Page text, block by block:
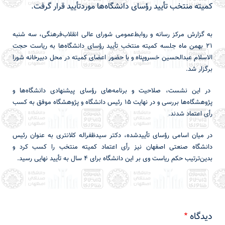
کمیته منتخب تأیید رؤسای دانشگاه‌ها موردتأیید قرار گرفت.
به گزارش مرکز رسانه و روابط‌عمومی شورای عالی انقلاب‌فرهنگی، سه شنبه
21 بهمن ماه جلسه کمیته منتخب تأیید رؤسای دانشگاه‌ها به ریاست حجت
الاسلام عبدالحسین خسروپناه و با حضور اعضای کمیته در محل دبیرخانه شورا
برگزار شد.
در این نشست، صلاحیت و برنامه‌های رؤسای پیشنهادی دانشگاه‌ها و
پژوهشگاه‌ها بررسی و در نهایت ۱۵ رئیس دانشگاه و پژوهشگاه موفق به کسب
رأی اعتماد شدند.
در میان اسامی رؤسای تأییدشده، دکتر سیدظفراله کلانتری به عنوان رئیس
دانشگاه صنعتی اصفهان نیز رأی اعتماد کمیته منتخب را کسب کرد و
بدین‌ترتیب حکم ریاست وی بر این دانشگاه برای 4 سال به تأیید نهایی رسید.
دیدگاه